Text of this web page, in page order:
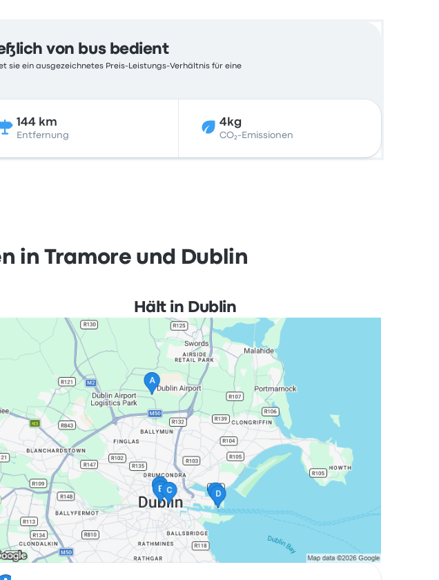
von bus bedient
sie ein ausgezeichnetes Preis-Leistungs-Verhältnis für eine
144 km
Entfernung
4kg
CO₂-Emissionen
in Tramore und Dublin
Hält in Dublin